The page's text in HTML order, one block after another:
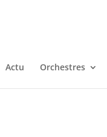
Actu Orchestres